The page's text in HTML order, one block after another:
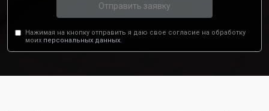
Отправить заявку
Нажимая на кнопку отправить я даю свое согласие на обработку
моих персональных данных.